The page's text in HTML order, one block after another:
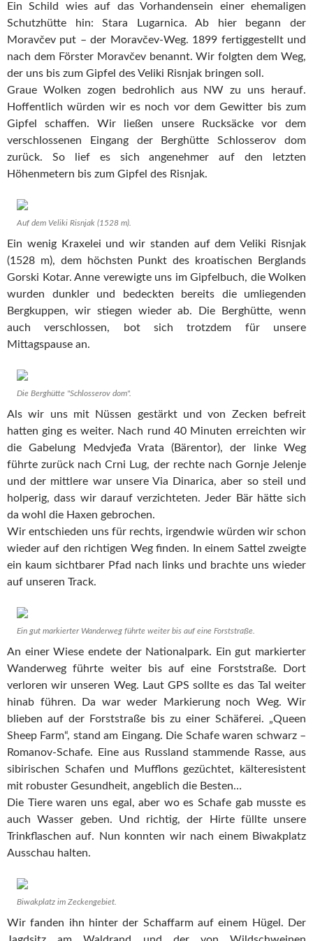
Ein Schild wies auf das Vorhandensein einer ehemaligen
Schutzhütte hin: Stara Lugarnica. Ab hier begann der
Moravčev put – der Moravčev-Weg. 1899 fertiggestellt und
nach dem Förster Moravčev benannt. Wir folgten dem Weg,
der uns bis zum Gipfel des Veliki Risnjak bringen soll.
Graue Wolken zogen bedrohlich aus NW zu uns herauf.
Hoffentlich würden wir es noch vor dem Gewitter bis zum
Gipfel schaffen. Wir ließen unsere Rucksäcke vor dem
verschlossenen Eingang der Berghütte Schlosserov dom
zurück. So lief es sich angenehmer auf den letzten
Höhenmetern bis zum Gipfel des Risnjak.
Auf dem Veliki Risnjak (1528 m).
Ein wenig Kraxelei und wir standen auf dem Veliki Risnjak
(1528 m), dem höchsten Punkt des kroatischen Berglands
Gorski Kotar. Anne verewigte uns im Gipfelbuch, die Wolken
wurden dunkler und bedeckten bereits die umliegenden
Bergkuppen, wir stiegen wieder ab. Die Berghütte, wenn
auch verschlossen, bot sich trotzdem für unsere
Mittagspause an.
Die Berghütte "Schlosserov dom".
Als wir uns mit Nüssen gestärkt und von Zecken befreit
hatten ging es weiter. Nach rund 40 Minuten erreichten wir
die Gabelung Medvjeđa Vrata (Bärentor), der linke Weg
führte zurück nach Crni Lug, der rechte nach Gornje Jelenje
und der mittlere war unsere Via Dinarica, aber so steil und
holperig, dass wir darauf verzichteten. Jeder Bär hätte sich
da wohl die Haxen gebrochen.
Wir entschieden uns für rechts, irgendwie würden wir schon
wieder auf den richtigen Weg finden. In einem Sattel zweigte
ein kaum sichtbarer Pfad nach links und brachte uns wieder
auf unseren Track.
Ein gut markierter Wanderweg führte weiter bis auf eine Forststraße.
An einer Wiese endete der Nationalpark. Ein gut markierter
Wanderweg führte weiter bis auf eine Forststraße. Dort
verloren wir unseren Weg. Laut GPS sollte es das Tal weiter
hinab führen. Da war weder Markierung noch Weg. Wir
blieben auf der Forststraße bis zu einer Schäferei. „Queen
Sheep Farm“, stand am Eingang. Die Schafe waren schwarz –
Romanov-Schafe. Eine aus Russland stammende Rasse, aus
sibirischen Schafen und Mufflons gezüchtet, kälteresistent
mit robuster Gesundheit, angeblich die Besten…
Die Tiere waren uns egal, aber wo es Schafe gab musste es
auch Wasser geben. Und richtig, der Hirte füllte unsere
Trinkflaschen auf. Nun konnten wir nach einem Biwakplatz
Ausschau halten.
Biwakplatz im Zeckengebiet.
Wir fanden ihn hinter der Schaffarm auf einem Hügel. Der